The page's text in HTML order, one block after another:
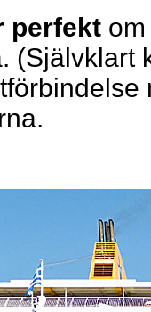
perfekt
(Självklart